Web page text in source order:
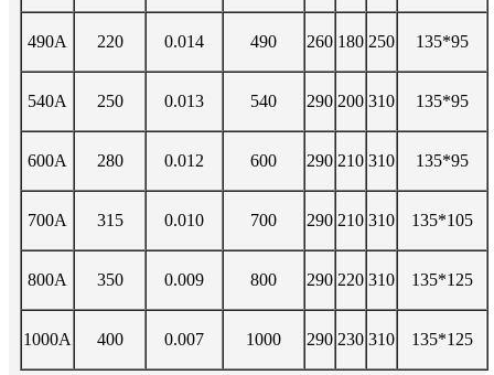
490A 220 0.014 490 260 180 250 135*95
540A 250 0.013 540 290 200 310 135*95
600A 280 0.012 600 290 210 310 135*95
700A 315 0.010 700 290 210 310 135*105
800A 350 0.009 800 290 220 310 135*125
1000A 400 0.007 1000 290 230 310 135*125